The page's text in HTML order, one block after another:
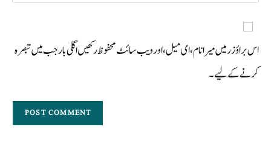
اس براؤزر میں میرا نام، ای میل، اور ویب سائٹ محفوظ رکھیں اگلی بار جب میں تبصرہ
کرنے کےلیے۔